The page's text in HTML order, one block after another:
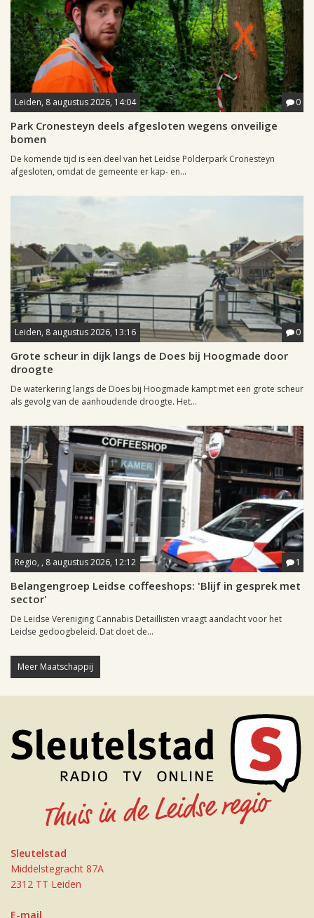
Leiden, 8 augustus 2026, 14:04 0
Park Cronesteyn deels afgesloten wegens onveilige
bomen
De komende tijd is een deel van het Leidse Polderpark Cronesteyn
afgesloten, omdat de gemeente er kap- en...
Leiden, 8 augustus 2026, 13:16 0
Grote scheur in dijk langs de Does bij Hoogmade door
droogte
De waterkering langs de Does bij Hoogmade kampt met een grote scheur
als gevolg van de aanhoudende droogte. Het...
Regio, , 8 augustus 2026, 12:12 1
Belangengroep Leidse coffeeshops: 'Blijf in gesprek met
sector'
De Leidse Vereniging Cannabis Detaillisten vraagt aandacht voor het
Leidse gedoogbeleid. Dat doet de...
Meer Maatschappij
Sleutelstad
Middelstegracht 87A
2312 TT Leiden
E-mail